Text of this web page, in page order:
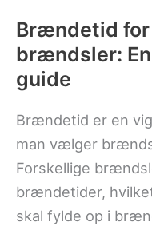
Brændetid
brændsler:
guide
Brændetid er en
man vælger
Forskellige
brændetider,
skal fylde op i